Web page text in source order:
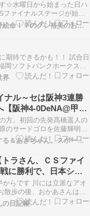
☆水曜日から始まった日ハ
ファイナルステージが始ま
、一昨日ようやく勝って昨
ど日本シリーズのキップを
も出来んのよ....でも奇跡
して日本シリーズに行っ
荒木＆姫野絵命！？のグシ裕美のお絵かき攻撃！！
期待できるかも！！ 試合日
岡ソフトバンクホークス福
スのオフィシャルサイトで
福岡ドームでやるな
って思ってたのに…昨日は
勝てば…
界
ナル～セは阪神3連勝
【阪神4-0DeNA@甲子
ムが一矢報いる【ソフ
ム＠みずほPayPayド
Ｊは2試合ともスコア
方。初回の先発髙橋遥人の
のサードゴロを佐藤輝明が
その流れから失点したら嫌
後続を断ち切り無失点ピッ
、守備のミスを打つ方で３
ら「定義されない」）返
ポロと旅する＆あさちゃん。スポーツ３
ラさん、ＣＳファイ
に勝利で、日本シリ
】
からです 川には立派なアオ
散歩の後、おかあさんは同
見せるため、ヒラリちゃん
～(@^^)/~~~ 最近 老化が進
の日記帳